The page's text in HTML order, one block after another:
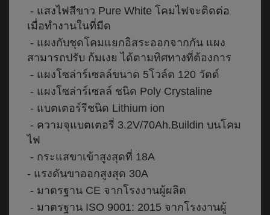
- แสงไฟสีขาว Pure White โคมไฟจะติดต่อ
เมื่อทำงานในที่มืด
- แผงกับชุดโคมแยกอิสระออกจากกัน แผง
สามารถปรับ ก้มเงย ได้ตามทิศทางที่ต้องการ
- แผงโซล่าร์เซลล์ขนาด 5โวล์ต 120 วัตต์
- แผงโซล่าร์เซลล์ ชนิด Poly Crystaline
- แบตเตอร์รีชนิด Lithium ion
- ความจุแบตเตอรี่ 3.2V/70Ah.Buildin บนโคม
ไฟ
- กระแสขาเข้าสูงสุดที่ 18A
- แรงดันขาออกสูงสุด 30A
- มาตรฐาน CE จากโรงงานผู้ผลิต
- มาตรฐาน ISO 9001: 2015 จากโรงงานผู้